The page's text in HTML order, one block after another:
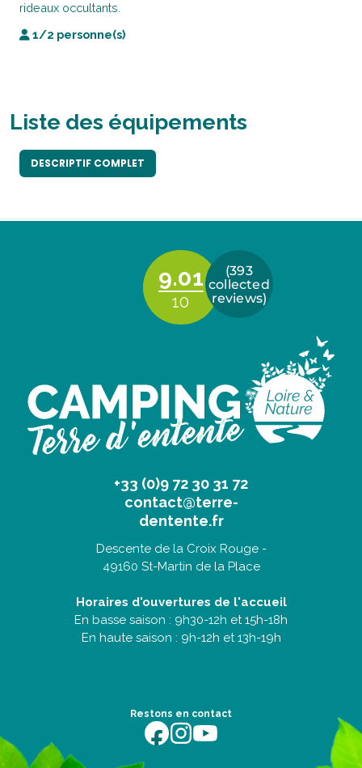
rideaux occultants.
1/2 personne(s)
Liste des équipements
DESCRIPTIF COMPLET
+33 (0)9 72 30 31 72
contact@terre-
dentente.fr
Descente de la Croix Rouge -
49160 St-Martin de la Place
Horaires d'ouvertures de l'accueil
En basse saison : 9h30-12h et 15h-18h
En haute saison : 9h-12h et 13h-19h
Restons en contact
https://fr-fr.facebook.com/terredentente/
https://www.instagram.com/
https://youtu.be/